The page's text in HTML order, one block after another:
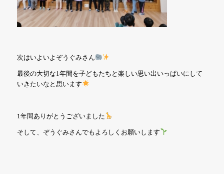
次はいよいよぞうぐみさん
最後の大切な1年間を子どもたちと楽しい思い出いっぱいにして
いきたいなと思います
1年間ありがとうございました
そして、ぞうぐみさんでもよろしくお願いします